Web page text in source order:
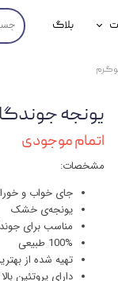
آنلاین دامپزشکی
بلاگ
یونجه جوندگان
اتمام موجودی
مشخصات:
جای خواب و
یونجه‌ی خشک
مناسب برای
100% طبیعی
تهیه شده از
دارای پروتئین بالا